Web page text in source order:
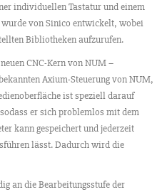
individuellen Tastatur und einem
wurde von Sinico entwickelt, wobei
Bibliotheken aufzurufen.
CNC-Kern von NUM –
Axium-Steuerung von NUM,
ist speziell darauf
er sich problemlos mit dem
kann gespeichert und jederzeit
lässt. Dadurch wird die
an die Bearbeitungsstufe der